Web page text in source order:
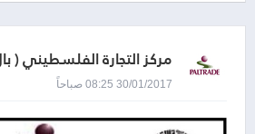
مركز التجارة الفلسطيني (
30/01/2017 08:25 صباحاً